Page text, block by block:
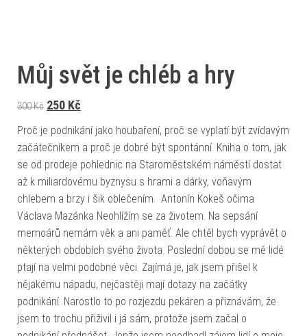
Můj svět je chléb a hry
300Kč Původní cena byla: 300 Kč.
250 Kč
Proč je podnikání jako houbaření, proč se vyplatí být zvídavým
začátečníkem a proč je dobré být spontánní. Kniha o tom, jak
se od prodeje pohlednic na Staroměstském náměstí dostat
až k miliardovému byznysu s hrami a dárky, voňavým
chlebem a brzy i šik oblečením. Antonín Kokeš očima
Václava Mazánka Neohlížím se za životem. Na sepsání
memoárů nemám věk a ani paměť. Ale chtěl bych vyprávět o
některých obdobích svého života. Poslední dobou se mě lidé
ptají na velmi podobné věci. Zajímá je, jak jsem přišel k
nějakému nápadu, nejčastěji mají dotazy na začátky
podnikání. Narostlo to po rozjezdu pekáren a přiznávám, že
jsem to trochu přiživil i já sám, protože jsem začal o